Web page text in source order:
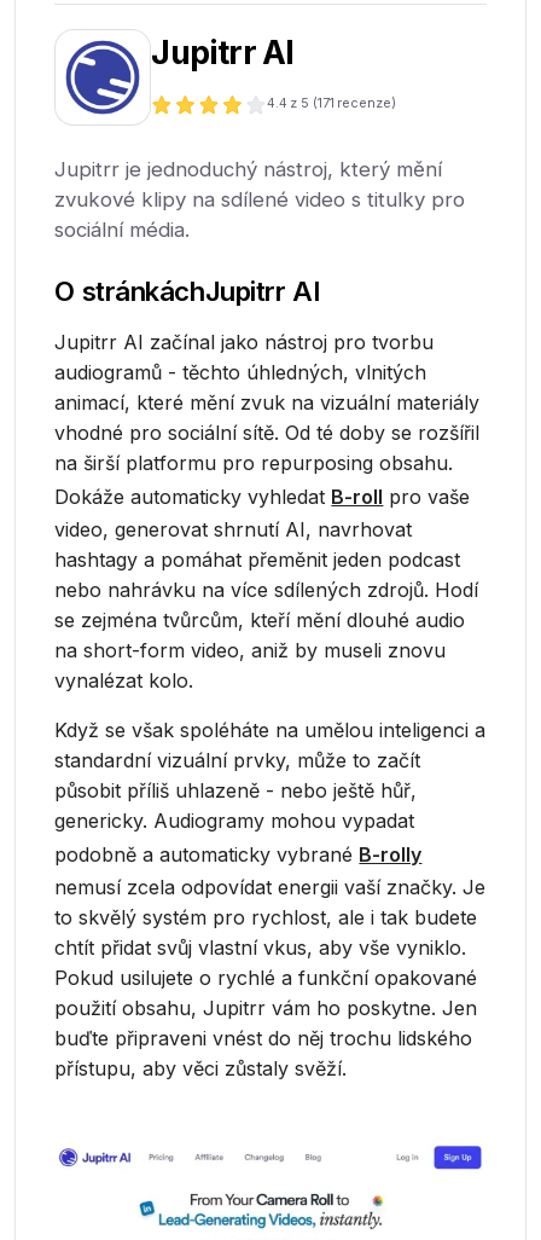
Jupitrr AI
4.4 z 5 (171 recenze)
Jupitrr je jednoduchý nástroj, který mění
zvukové klipy na sdílené video s titulky pro
sociální média.
O stránkáchJupitrr AI
Jupitrr AI začínal jako nástroj pro tvorbu
audiogramů - těchto úhledných, vlnitých
animací, které mění zvuk na vizuální materiály
vhodné pro sociální sítě. Od té doby se rozšířil
na širší platformu pro repurposing obsahu.
Dokáže automaticky vyhledat B-roll pro vaše
video, generovat shrnutí AI, navrhovat
hashtagy a pomáhat přeměnit jeden podcast
nebo nahrávku na více sdílených zdrojů. Hodí
se zejména tvůrcům, kteří mění dlouhé audio
na short-form video, aniž by museli znovu
vynalézat kolo.
Když se však spoléháte na umělou inteligenci a
standardní vizuální prvky, může to začít
působit příliš uhlazeně - nebo ještě hůř,
genericky. Audiogramy mohou vypadat
podobně a automaticky vybrané B-rolly
nemusí zcela odpovídat energii vaší značky. Je
to skvělý systém pro rychlost, ale i tak budete
chtít přidat svůj vlastní vkus, aby vše vyniklo.
Pokud usilujete o rychlé a funkční opakované
použití obsahu, Jupitrr vám ho poskytne. Jen
buďte připraveni vnést do něj trochu lidského
přístupu, aby věci zůstaly svěží.